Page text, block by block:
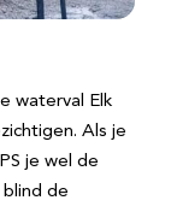
waterval Elk
Als je
je wel de
blind de